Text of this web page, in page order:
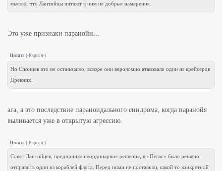
мыслю, что Лантийцы питают к ним не добрые намерения.
Это уже признаки паранойи...
Цитата (-Карсон-)
Но Cионцев это не остановило, вскоре они вероломно атаковали один из крейсеров
Древних.
ага, а это последствие параноидального синдрома, когда паранойя
выливается уже в открытую агрессию.
Цитата (-Карсон-)
Совет Лантийцев, предпринял неординарное решение, в «Пегас» было решено
отправить один из кораблей флота. Перед ними не поставили, какой то конкретной